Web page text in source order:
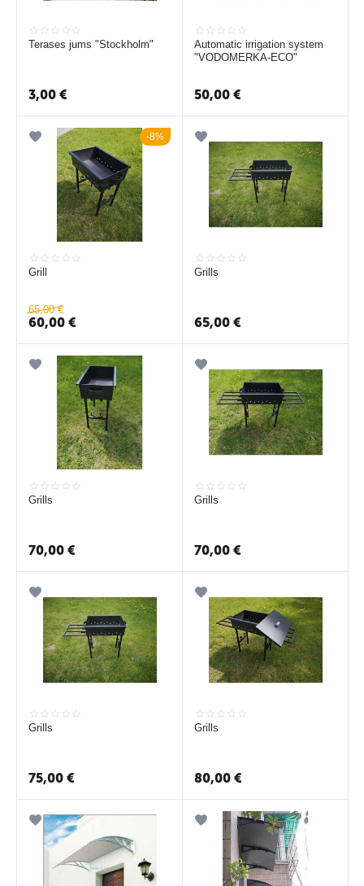
Terases jums "Stockholm"
3,00 €
Automatic irrigation system
"VODOMERKA-ECO"
50,00 €
8%
Grill
65,00 €
60,00 €
Grills
65,00 €
Grills
70,00 €
Grills
70,00 €
Grills
75,00 €
Grills
80,00 €